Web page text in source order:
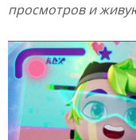
просмотров и